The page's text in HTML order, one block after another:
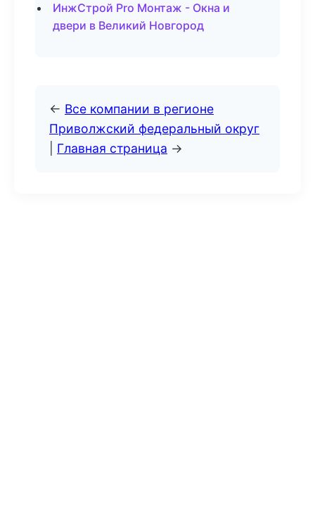
ИнжСтрой Pro Монтаж - Окна и
двери в Великий Новгород
← Все компании в регионе
Приволжский федеральный округ
Главная страница →